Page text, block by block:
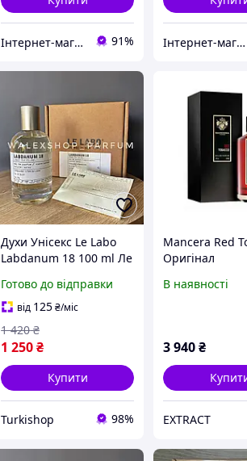
Інтернет-магазин Allegoriya 91% Інтернет-магазин Allegoriya
Духи Унісекс Le Labo
Labdanum 18 100 ml Ле
мл
Готово до відправки
від 125₴/міс
1 250₴
1 420 ₴
Купити
Turkishop 98%
Mancera Red
Оригінал
В наявності
3 940₴
EXTRACT